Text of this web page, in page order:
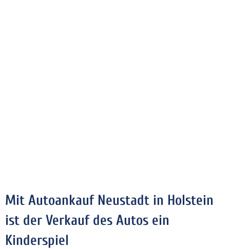
Mit Autoankauf Neustadt in Holstein
ist der Verkauf des Autos ein
Kinderspiel